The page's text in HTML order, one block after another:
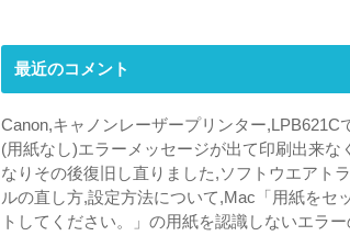
最近のコメント
Canon,キャノンレーザープリンター,LPB621C
(用紙なし)エラーメッセージが出て印刷出来な
なりその後復旧し直りました,ソフトウエアト
ルの直し方,設定方法について,Mac「用紙をセ
トしてください。」の用紙を認識しないエラー